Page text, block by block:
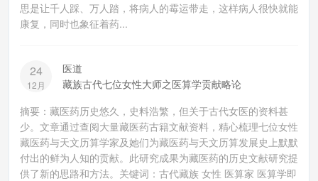
思是让千人踩、万人踏，将病人的霉运带走，这样病人很快就能
康复，同时也象征着药...
24
12月
医道
藏族古代七位女性大师之医算学贡献略论
摘要：藏医药历史悠久，史料浩繁，但关于古代女医的资料甚
少。文章通过查阅大量藏医药古籍文献资料，精心梳理七位女性
藏医药与天文历算学家及她们为藏医药与天文历算发展史上默默
付出的鲜为人知的贡献。此研究成果为藏医药的历史文献研究提
供了新的思路和方法。关键词：古代藏族 女性 医算家 医算学即